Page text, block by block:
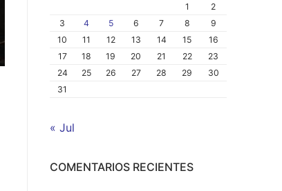
1
2
3
4 5 6 7 8
9
10
11 12 13 14 15
16
17
18 19 20 21 22
23
24
25 26 27 28 29
30
31
« Jul
COMENTARIOS RECIENTES